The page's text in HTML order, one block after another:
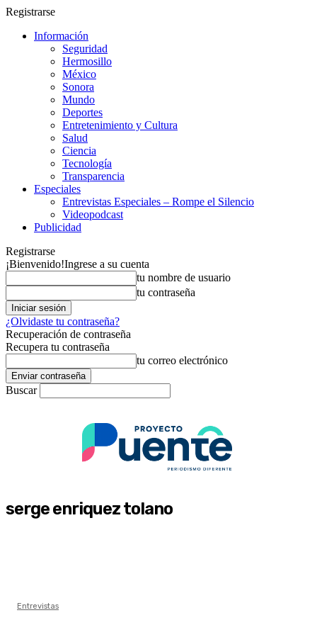
Registrarse
Información
Seguridad
Hermosillo
México
Sonora
Mundo
Deportes
Entretenimiento y Cultura
Salud
Ciencia
Tecnología
Transparencia
Especiales
Entrevistas Especiales – Rompe el Silencio
Videopodcast
Publicidad
Registrarse
¡Bienvenido!Ingrese a su cuenta
tu nombre de usuario
tu contraseña
¿Olvidaste tu contraseña?
Recuperación de contraseña
Recupera tu contraseña
tu correo electrónico
Buscar
serge enriquez tolano
Entrevistas